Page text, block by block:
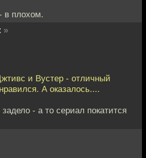
в плохом.
»
и Вустер - отличный
А оказалось....
- а то сериал покатится